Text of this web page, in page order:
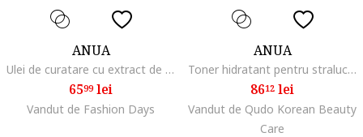
ANUA
Ulei de curatare cu extract de Houttuynia Cordata 200ml
6599lei
Vandut de Fashion Days
ANUA
Toner hidratant pentru stralucire si calmare intensa, Rice 70 Milky Glow, 250 ml
8612 lei
Vandut de Qudo Korean Beauty
Care